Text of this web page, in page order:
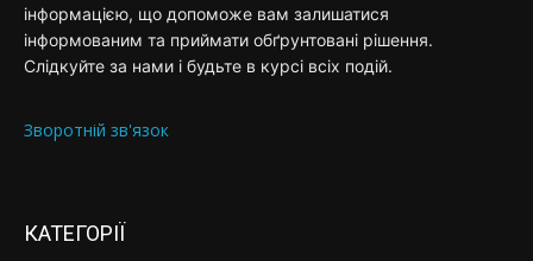
інформацією, що допоможе вам залишатися
інформованим та приймати обґрунтовані рішення.
Слідкуйте за нами і будьте в курсі всіх подій.
Зворотній зв'язок
КАТЕГОРІЇ